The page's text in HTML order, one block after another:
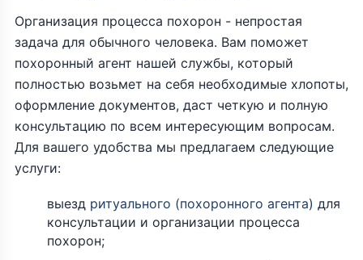
Организация процесса похорон - непростая
задача для обычного человека. Вам поможет
похоронный агент нашей службы, который
полностью возьмет на себя необходимые хлопоты,
оформление документов, даст четкую и полную
консультацию по всем интересующим вопросам.
Для вашего удобства мы предлагаем следующие
услуги:
выезд ритуального (похоронного агента) для
консультации и организации процесса
похорон;